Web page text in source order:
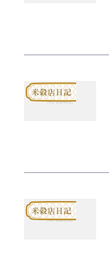
米穀店日記
米穀店日記